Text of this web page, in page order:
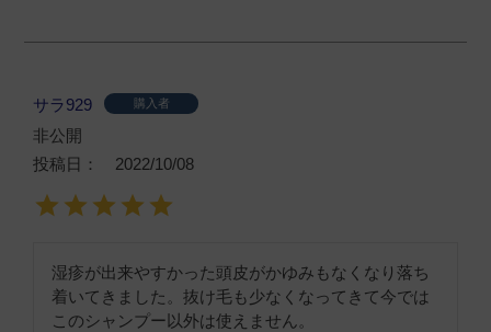
サラ929 購入者
非公開
投稿日
2022/10/08
湿疹が出来やすかった頭皮がかゆみもなくなり落ち
着いてきました。抜け毛も少なくなってきて今では
このシャンプー以外は使えません。